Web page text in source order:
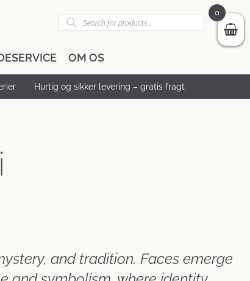
Products
search
OM OS
Hurtig og sikker levering – gratis fragt
and tradition. Faces emerge
0